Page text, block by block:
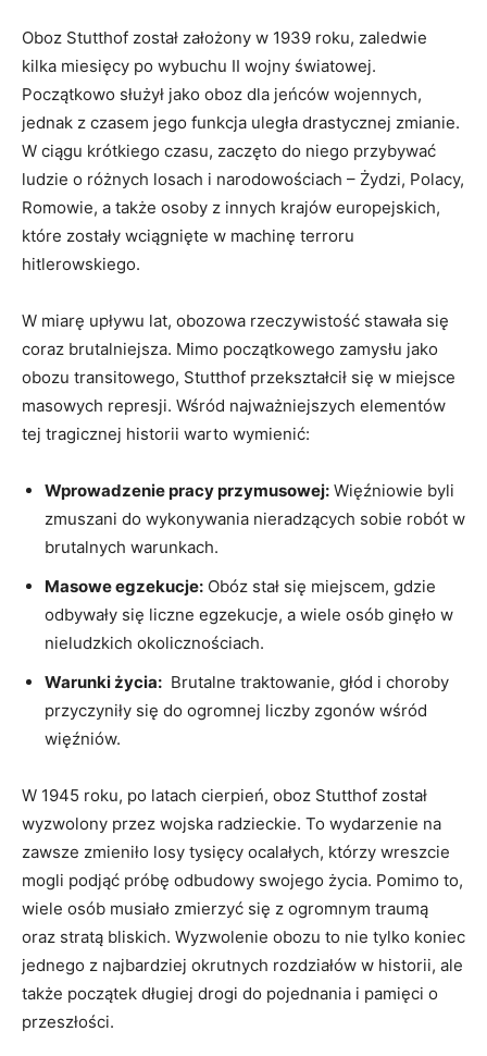
Oboz​ Stutthof ⁣został założony‍ w 1939 roku, zaledwie‌
kilka⁢ miesięcy po⁢ wybuchu ​II wojny‌ światowej.
‍Początkowo służył jako⁢ oboz⁣ dla jeńców wojennych,
‌jednak‍ z czasem jego funkcja uległa drastycznej⁤ zmianie.
W ciągu⁣ krótkiego czasu, zaczęto do niego ⁣przybywać
⁢ludzie​ o różnych losach i narodowościach –⁤ Żydzi, Polacy,⁤
Romowie, a także osoby​ z innych krajów europejskich,
które zostały wciągnięte⁣ w machinę ​terroru‌
hitlerowskiego.
W​ miarę upływu lat, obozowa rzeczywistość stawała się
coraz​ brutalniejsza. Mimo początkowego zamysłu jako
obozu transitowego, Stutthof ‌przekształcił się w miejsce
masowych represji. Wśród najważniejszych‍ elementów
tej tragicznej historii ‌warto ‌wymienić:
Wprowadzenie ‍pracy przymusowej: Więźniowie byli
zmuszani do ⁢wykonywania nieradzących sobie ‌robót ⁤w
brutalnych warunkach.
Masowe egzekucje: ‍Obóz stał się miejscem, gdzie
odbywały się‌ liczne egzekucje, ​a‍ wiele ​osób ginęło w
nieludzkich‌ okolicznościach.
Warunki życia: ‍ Brutalne⁣ traktowanie, głód i choroby
⁢przyczyniły się do ogromnej liczby ⁣zgonów wśród
więźniów.
W​ 1945 roku, po latach⁣ cierpień, oboz Stutthof został
wyzwolony przez wojska ​radzieckie. To wydarzenie​ na
⁢zawsze zmieniło losy tysięcy ocalałych, którzy ⁢wreszcie
mogli‌ podjąć próbę odbudowy swojego życia. Pomimo to,
‍wiele osób musiało zmierzyć⁣ się z ogromnym traumą
oraz stratą bliskich. ​Wyzwolenie obozu‌ to nie tylko koniec
jednego z najbardziej okrutnych rozdziałów w historii,⁢ ale
także początek długiej ⁤drogi do pojednania i⁢ pamięci o ​
przeszłości.